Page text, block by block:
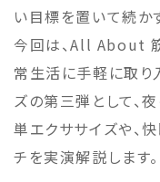
い目標を置いて続か
今回は、All About
常生活に手軽に取り
ズの第三弾として、
単エクササイズや、
チを実演解説します。